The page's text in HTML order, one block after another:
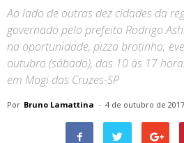
Ao lado de outras dez cidades da
governado pelo prefeito Rodrigo
na oportunidade, pizza brotinho;
outubro (sábado), das 10 às 17
em Mogi das Cruzes-SP
Por Bruno Lamattina - 4 de outubro de 2017